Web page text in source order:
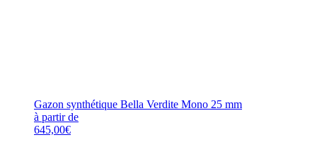
Gazon synthétique Bella Verdite Mono 25 mm
à partir de
645,00€